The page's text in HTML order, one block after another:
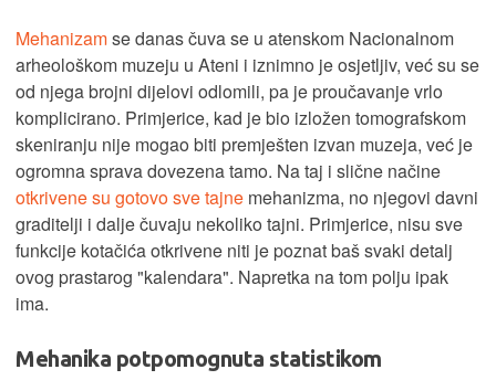
Mehanizamse danas čuva se u atenskom Nacionalnom
arheološkom muzeju u Ateni i iznimno je osjetljiv, već su se
od njega brojni dijelovi odlomili, pa je proučavanje vrlo
komplicirano. Primjerice, kad je bio izložen tomografskom
skeniranju nije mogao biti premješten izvan muzeja, već je
ogromna sprava dovezena tamo. Na taj i slične načine
otkrivene su gotovo sve tajne mehanizma, no njegovi davni
graditelji i dalje čuvaju nekoliko tajni. Primjerice, nisu sve
funkcije kotačića otkrivene niti je poznat baš svaki detalj
ovog prastarog "kalendara". Napretka na tom polju ipak
ima.
Mehanika potpomognuta statistikom